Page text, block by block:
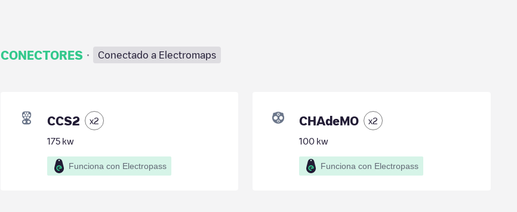
CONECTORES · Conectado a Electromaps
CCS2 x2
175kw
Funciona con Electropass
CHAdeMO x2
100 kw
Funciona con Electropass